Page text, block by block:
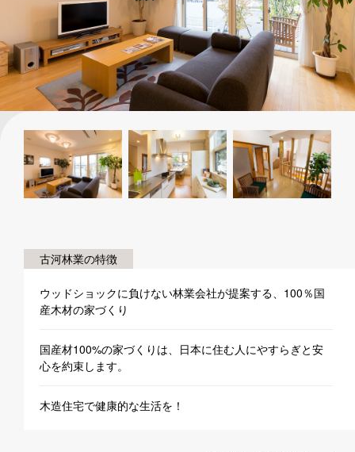
古河林業の特徴
ウッドショックに負けない林業会社が提案する、100％国
産木材の家づくり
国産材100%の家づくりは、日本に住む人にやすらぎと安
心を約束します。
木造住宅で健康的な生活を！